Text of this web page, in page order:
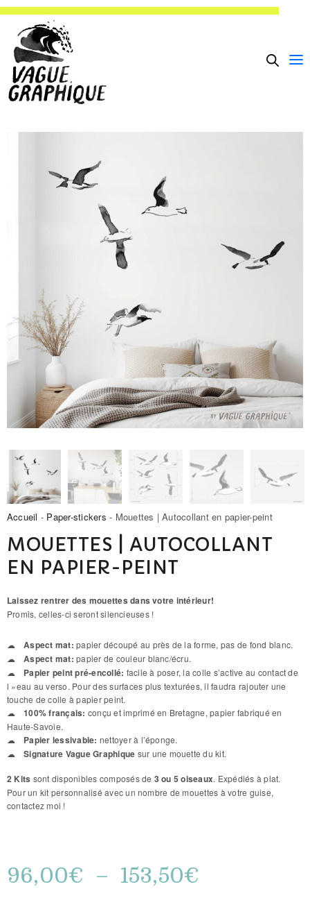
Accueil - Paper-stickers - Mouettes | Autocollant en papier-peint
MOUETTES | AUTOCOLLANT
EN PAPIER-PEINT
Laissez rentrer des mouettes dans votre intérieur!
Promis, celles-ci seront silencieuses !
Aspect mat: papier découpé au près de la forme, pas de fond blanc.
Aspect mat: papier de couleur blanc/écru.
Papier peint pré-encollé: facile à poser, la colle s’active au contact de
l »eau au verso. Pour des surfaces plus texturées, il faudra rajouter une
touche de colle à papier peint.
100% français: conçu et imprimé en Bretagne, papier fabriqué en
Haute-Savoie.
Papier lessivable: nettoyer à l’éponge.
Signature Vague Graphique sur une mouette du kit.
2 Kits sont disponibles composés de 3 ou 5 oiseaux. Expédiés à plat.
Pour un kit personnalisé avec un nombre de mouettes à votre guise,
contactez moi !
96,00€ – 153,50€